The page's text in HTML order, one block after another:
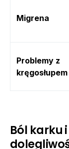
Migrena
Problemy z
kręgosłupem
Ból karku